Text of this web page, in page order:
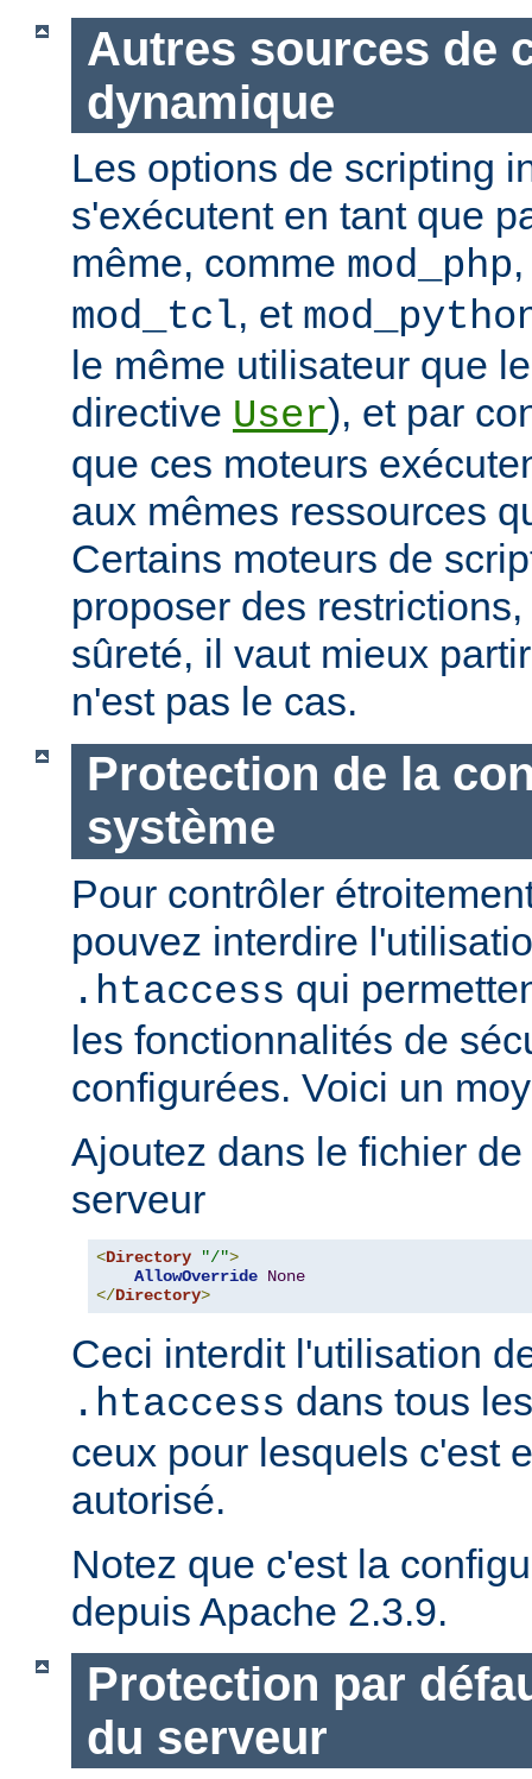
Autres sources de
dynamique
Les options de scripting
s'exécutent en tant que
même, comme mod_php
mod_tcl, et
le même utilisateur que
directive User), et par
que ces moteurs
aux mêmes ressources
Certains moteurs de
proposer des
sûreté, il vaut mieux
n'est pas le cas.
Protection de la
système
Pour contrôler
pouvez interdire
.htaccess qui
les fonctionnalités de
configurées. Voici un
Ajoutez dans le fichier
serveur
<Directory "/">
AllowOverride None
</Directory>
Ceci interdit l'utilisation
.htaccess dans tous
ceux pour lesquels c'est
autorisé.
Notez que c'est la
depuis Apache 2.3.9.
Protection par
du serveur